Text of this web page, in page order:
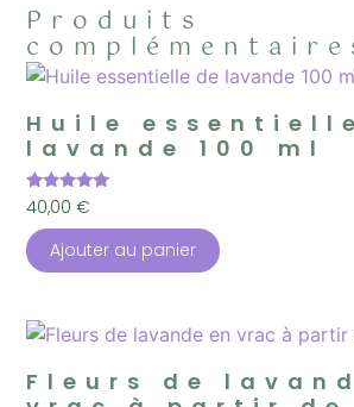
Produits
Huile
lavande 100 ml
Note
5.00
sur 5
40,00€
Ajouter au panier
Fleurs de